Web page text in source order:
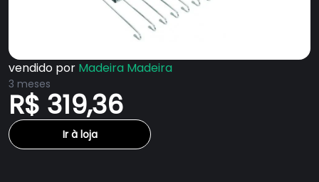
vendido por Madeira Madeira
3 meses
R$ 319,36
Ir à loja